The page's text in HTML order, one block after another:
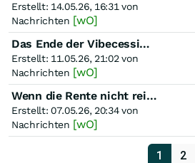
Erstellt: 14.05.26, 16:31 von
Nachrichten [wO]
Das Ende der Vibecession: Die Reichen buchen Urlaube – der Rest rutscht immer tiefer ab
Erstellt: 11.05.26, 21:02 von
Nachrichten [wO]
Wenn die Rente nicht reicht: Millionen Boomer könnten 2026 alles verlieren, warnt Robert Kiyosaki
Erstellt: 07.05.26, 20:34 von
Nachrichten [wO]
1 2